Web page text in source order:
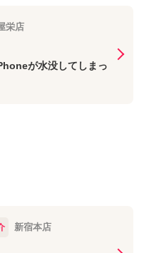
栄店
が水没してしまっ
新宿本店